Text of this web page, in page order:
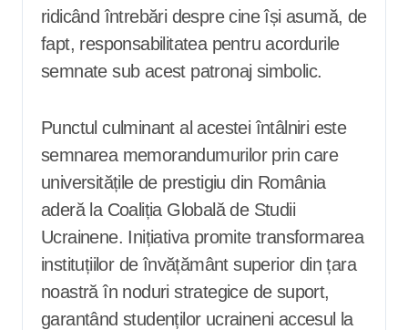
ridicând întrebări despre cine își asumă, de
fapt, responsabilitatea pentru acordurile
semnate sub acest patronaj simbolic.
Punctul culminant al acestei întâlniri este
semnarea memorandumurilor prin care
universitățile de prestigiu din România
aderă la Coaliția Globală de Studii
Ucrainene. Inițiativa promite transformarea
instituțiilor de învățământ superior din țara
noastră în noduri strategice de suport,
garantând studenților ucraineni accesul la